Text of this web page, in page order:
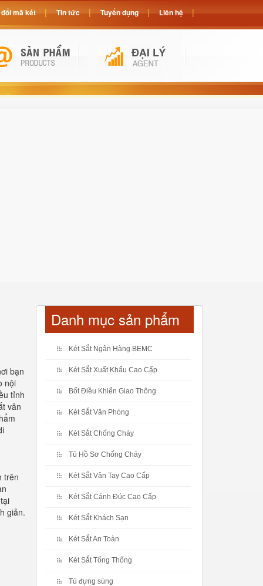
bạn
nội
tỉnh
vân
trên
giản.
Danh mục sản phẩm
Két Sắt Ngân Hàng BEMC
Két Sắt Xuất Khẩu Cao Cấp
Bốt Điều Khiển Giao Thông
Két Sắt Văn Phòng
Két Sắt Chống Cháy
Tủ Hồ Sơ Chống Cháy
Két Sắt Vân Tay Cao Cấp
Két Sắt Cánh Đúc Cao Cấp
Két Sắt Khách Sạn
Két Sắt An Toàn
Két Sắt Tổng Thống
Tủ đựng súng
mã két Tin tức Tuyển dụng Liên hệ